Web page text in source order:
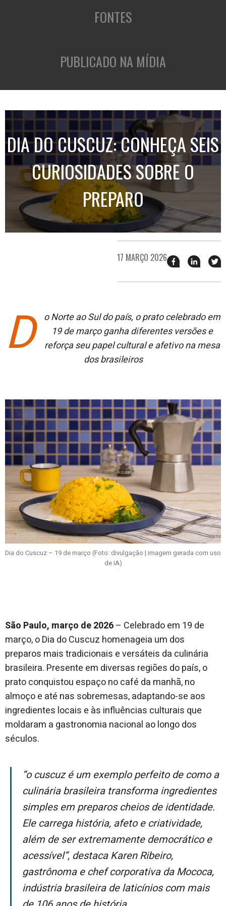
FONTES
PUBLICADO NA MÍDIA
DIA DO CUSCUZ: CONHEÇA SEIS
CURIOSIDADES SOBRE O
PREPARO
17 MARÇO 2026 Compartilhar
esse
no
esse
no
D
o Norte ao Sul do país, o prato celebrado em
19 de março ganha diferentes versões e
reforça seu papel cultural e afetivo na mesa
dos brasileiros
Dia do Cuscuz – 19 de março (Foto: divulgação | imagem gerada com uso
de IA)
São Paulo, março de 2026– Celebrado em 19 de
março, o Dia do Cuscuz homenageia um dos
preparos mais tradicionais e versáteis da culinária
brasileira. Presente em diversas regiões do país, o
prato conquistou espaço no café da manhã, no
almoço e até nas sobremesas, adaptando-se aos
ingredientes locais e às influências culturais que
moldaram a gastronomia nacional ao longo dos
séculos.
“O cuscuz é um exemplo perfeito de como a
culinária brasileira transforma ingredientes
simples em preparos cheios de identidade.
Ele carrega história, afeto e criatividade,
além de ser extremamente democrático e
acessível”, destaca Karen Ribeiro,
gastrônoma e chef corporativa da Mococa,
indústria brasileira de laticínios com mais